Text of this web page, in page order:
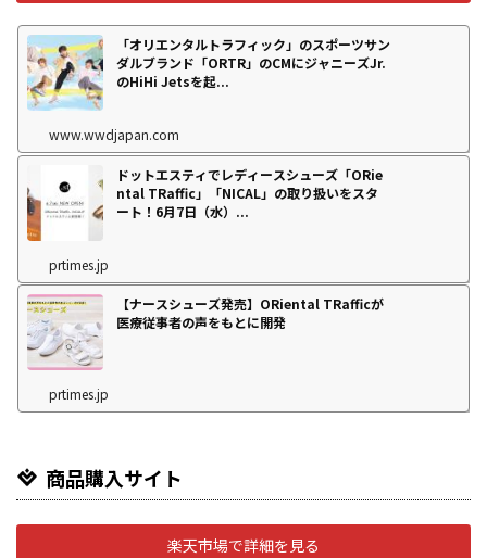
「オリエンタルトラフィック」のスポーツサン
ダルブランド「ORTR」のCMにジャニーズJr.
のHiHi Jetsを起...
www.wwdjapan.com
ドットエスティでレディースシューズ「ORie
ntal TRaffic」「NICAL」の取り扱いをスタ
ート！6月7日（水）...
prtimes.jp
【ナースシューズ発売】ORiental TRafficが
医療従事者の声をもとに開発
prtimes.jp
商品購入サイト
楽天市場で詳細を見る